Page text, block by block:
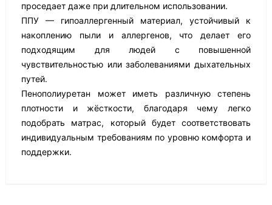
проседает даже при длительном использовании.
ППУ — гипоаллергенный материал, устойчивый к
накоплению пыли и аллергенов, что делает его
подходящим для людей с повышенной
чувствительностью или заболеваниями дыхательных
путей.
Пенополиуретан может иметь различную степень
плотности и жёсткости, благодаря чему легко
подобрать матрас, который будет соответствовать
индивидуальным требованиям по уровню комфорта и
поддержки.